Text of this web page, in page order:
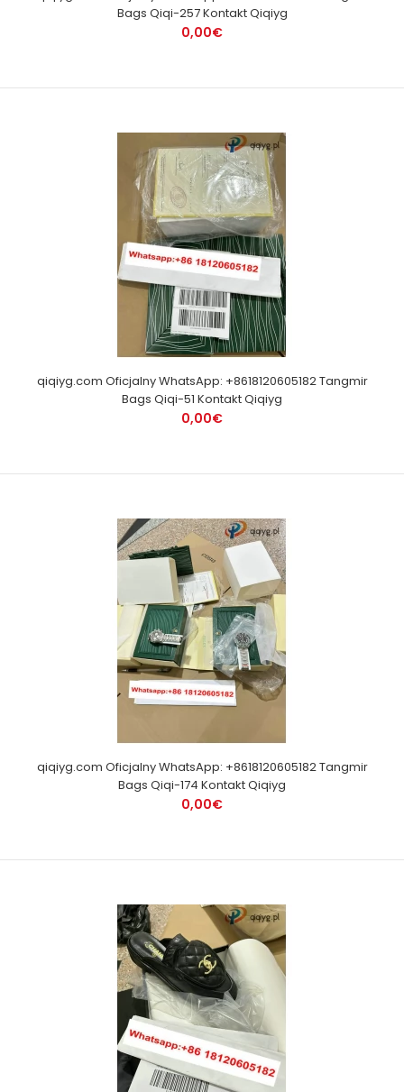
Bags Qiqi-257 Kontakt Qiqiyg
0,00€
qiqiyg.com Oficjalny WhatsApp: +8618120605182 Tangmir
Bags Qiqi-51 Kontakt Qiqiyg
0,00€
qiqiyg.com Oficjalny WhatsApp: +8618120605182 Tangmir
Bags Qiqi-174 Kontakt Qiqiyg
0,00€